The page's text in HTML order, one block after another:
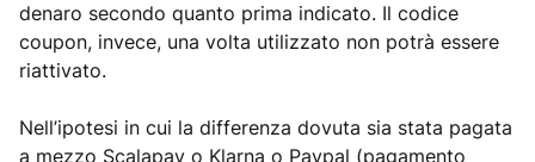
denaro secondo quanto prima indicato. Il codice
coupon, invece, una volta utilizzato non potrà essere
riattivato.
Nell’ipotesi in cui la differenza dovuta sia stata pagata
a mezzo Scalapay o Klarna o Paypal (pagamento